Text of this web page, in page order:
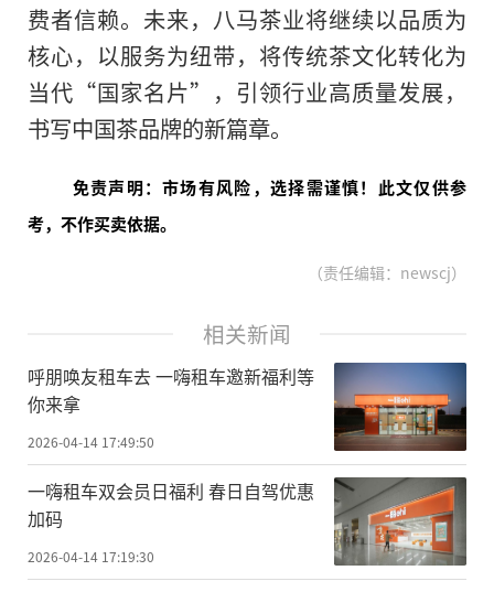
费者信赖。未来，八马茶业将继续以品质为
核心，以服务为纽带，将传统茶文化转化为
当代“国家名片”，引领行业高质量发展，
书写中国茶品牌的新篇章。
免责声明：市场有风险，选择需谨慎！此文仅供参
考，不作买卖依据。
（责任编辑：newscj）
相关新闻
呼朋唤友租车去 一嗨租车邀新福利等
你来拿
2026-04-14 17:49:50
一嗨租车双会员日福利 春日自驾优惠
加码
2026-04-14 17:19:30